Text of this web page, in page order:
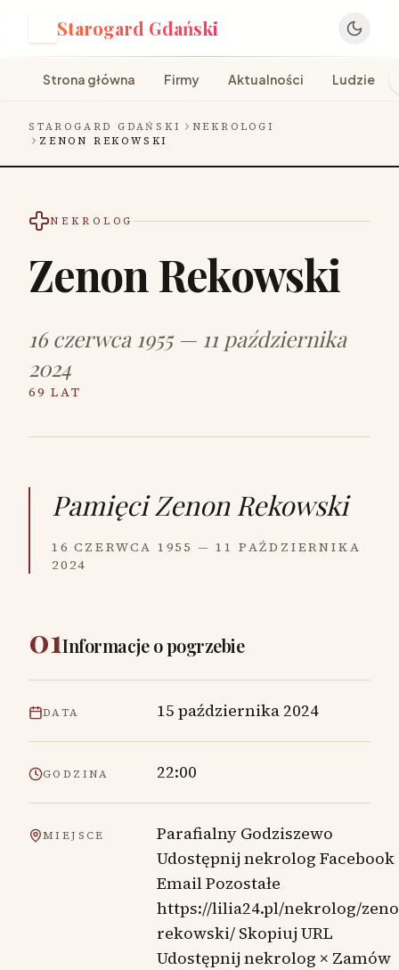
Starogard Gdański
Strona główna Firmy Aktualności Ludzie
STAROGARD GDAŃSKI
NEKROLOGI
ZENON REKOWSKI
NEKROLOG
Zenon Rekowski
16 czerwca 1955 — 11 października
2024
69 LAT
Pamięci Zenon Rekowski
16 CZERWCA 1955 — 11 PAŹDZIERNIKA
2024
01Informacje o pogrzebie
DATA 15 października 2024
GODZINA 22:00
MIEJSCE
Parafialny Godziszewo
Udostępnij nekrolog Facebook
Email Pozostałe
https://lilia24.pl/nekrolog/
rekowski/ Skopiuj URL
Udostępnij nekrolog × Zamów